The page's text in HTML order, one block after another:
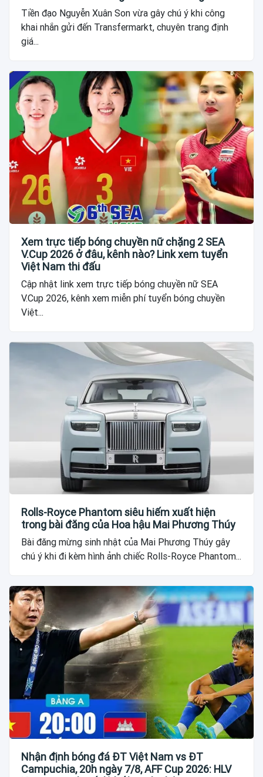
Tiền đạo Nguyễn Xuân Son vừa gây chú ý khi công
khai nhắn gửi đến Transfermarkt, chuyên trang định
giá...
Xem trực tiếp bóng chuyền nữ chặng 2 SEA
V.Cup 2026 ở đâu, kênh nào? Link xem tuyển
Việt Nam thi đấu
Cập nhật link xem trực tiếp bóng chuyền nữ SEA
V.Cup 2026, kênh xem miễn phí tuyển bóng chuyền
Việt...
Rolls-Royce Phantom siêu hiếm xuất hiện
trong bài đăng của Hoa hậu Mai Phương Thúy
Bài đăng mừng sinh nhật của Mai Phương Thúy gây
chú ý khi đi kèm hình ảnh chiếc Rolls-Royce Phantom...
Nhận định bóng đá ĐT Việt Nam vs ĐT
Campuchia, 20h ngày 7/8, AFF Cup 2026: HLV